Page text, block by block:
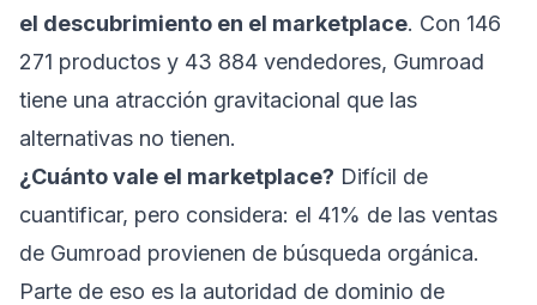
el descubrimiento en el marketplace. Con 146
271 productos y 43 884 vendedores, Gumroad
tiene una atracción gravitacional que las
alternativas no tienen.
¿Cuánto vale el marketplace? Difícil de
cuantificar, pero considera: el 41% de las ventas
de Gumroad provienen de búsqueda orgánica.
Parte de eso es la autoridad de dominio de